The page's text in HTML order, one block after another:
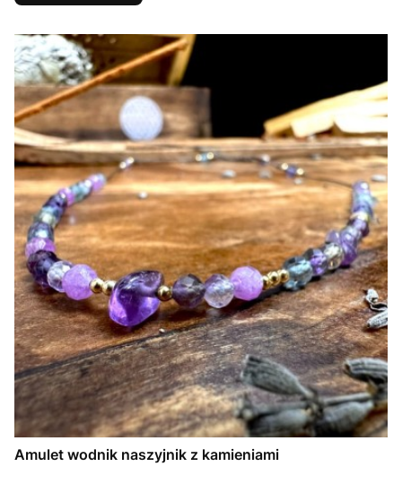
Amulet wodnik naszyjnik z kamieniami